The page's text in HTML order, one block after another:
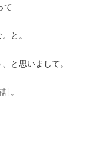
て
と。
と思いまして。
。